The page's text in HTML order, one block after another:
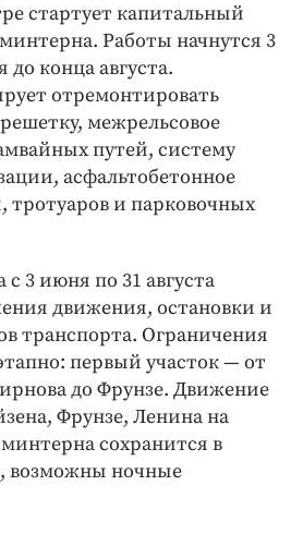
стартует капитальный
Работы начнутся 3
конца августа.
отремонтировать
межрельсовое
путей, систему
асфальтобетонное
тротуаров и парковочных
3 июня по 31 августа
движения, остановки и
транспорта. Ограничения
первый участок — от
до Фрунзе. Движение
Фрунзе, Ленина на
сохранится в
возможны ночные